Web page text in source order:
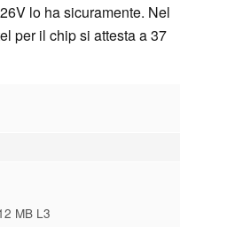
lo ha sicuramente. Nel
per il chip si attesta a 37
MB L3